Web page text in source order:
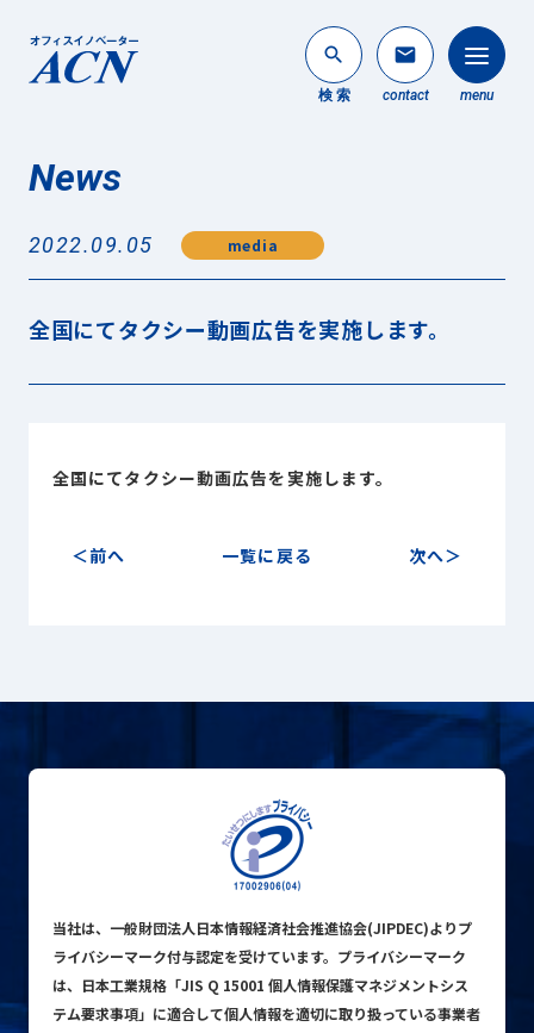
search
検 索
mail
contact menu
法人のお客様
個人のお客様
About ACN
ACNについて
News
最新情報
Sustainability
サステナビリティ
商談中のお客様
公式SNS
News
2022.09.05 media
全国にてタクシー動画広告を実施します。
全国にてタクシー動画広告を実施します。
前へ 一覧に戻る 次へ
当社は、一般財団法人日本情報経済社会推進協会(JIPDEC)よりプ
ライバシーマーク付与認定を受けています。プライバシーマーク
は、日本工業規格「JIS Q 15001 個人情報保護マネジメントシス
テム要求事項」に適合して個人情報を適切に取り扱っている事業者